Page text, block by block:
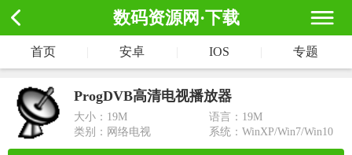
数码资源网·下载
首页 安卓 IOS 专题
ProgDVB高清电视播放器
大小： 19M
语言：19M
类别：网络电视
系统：WinXP/Win7/Win10